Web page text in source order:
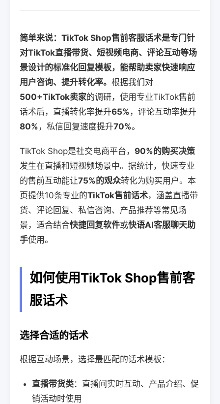
简单来说：TikTok Shop售前客服话术是专门针
对TikTok直播带货、短视频电商、评论互动等场
景设计的标准化回复模板，能帮助卖家快速响应
用户咨询、提升转化率。 根据我们对
500+TikTok卖家的调研，使用专业TikTok售前
话术后，直播转化率提升65% ，评论互动率提升
80% ，私信回复速度提升70%。
TikTok Shop是社交电商平台， 90%的购买决策
发生在直播和短视频场景中。据统计，快速专业
的售前互动能让75%的观众转化为购买用户。本
页提供10条专业的TikTok售前话术，涵盖直播带
货、评论回复、私信咨询、产品推荐等常见场
景，适合结合快捷回复软件或快语AI客服聊天助
手使用。
如何使用TikTok Shop售前客
服话术
选择合适的话术
根据互动场景，选择最匹配的话术模板：
直播带货类：直播间实时互动、产品介绍、促
销活动时使用